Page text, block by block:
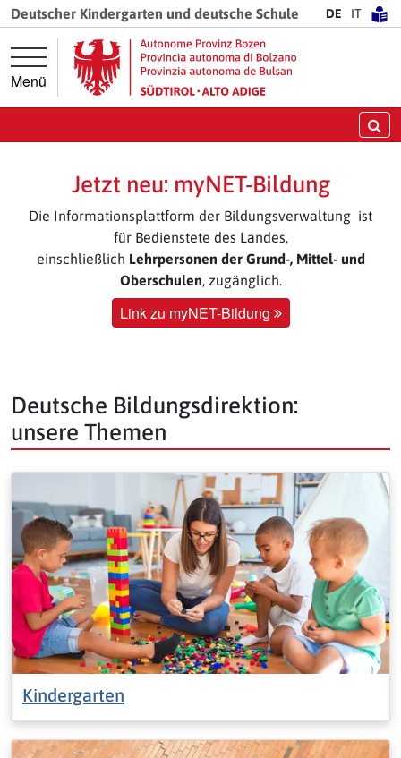
Springe direkt zur Hauptnavigation
Springe direkt zum Inhalt
Deutscher Kindergarten und deutsche Schule DE IT
Menü
Jetzt neu: myNET-Bildung
Die Informationsplattform der Bildungsverwaltung ist
für Bedienstete des Landes,
einschließlich Lehrpersonen der Grund-, Mittel- und
Oberschulen, zugänglich.
Link zu myNET-Bildung
Deutsche Bildungsdirektion:
unsere Themen
Kindergarten